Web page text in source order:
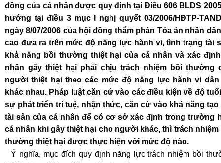
đồng của cá nhân được quy định tại Điều 606 BLDS
hướng tại điều 3 mục I nghị quyết 03/2006/HĐTP-
ngày 8/07/2006 của hội đồng thẩm phán Tóa án nhân
cao đưa ra trên mức độ năng lực hành vi, tình trạng tài
khả năng bồi thường thiệt hại của cá nhân và xác
nhân gây thiệt hại phải chịu trách nhiệm bồi thường
người thiệt hại theo các mức độ năng lực hành vi
khác nhau. Pháp luật căn cứ vào các điều kiện về độ
sự phát triển trí tuệ, nhận thức, căn cứ vào khả năng tạo
tài sản của cá nhân để có cơ sở xác định trong trường
cá nhân khi gây thiệt hại cho người khác, thì trách nhiệm
thường thiệt hại được thực hiện với mức độ nào.
Ý nghĩa, mục đích quy định năng lực trách nhiệm bồi